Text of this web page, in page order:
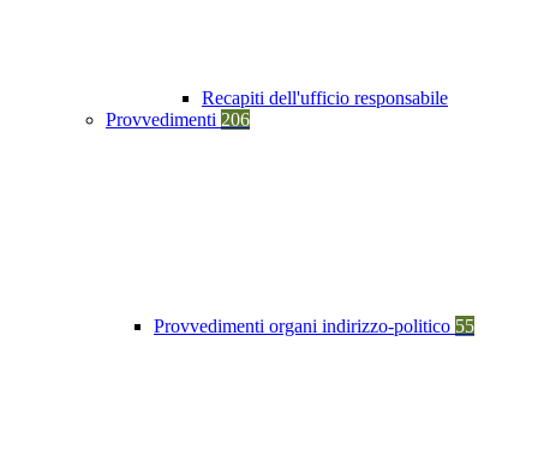
Recapiti dell'ufficio responsabile
Provvedimenti 206
Provvedimenti organi indirizzo-politico 55